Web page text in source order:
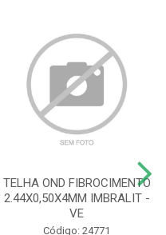
TELHA OND FIBROCIMENTO
2.44X0,50X4MM IMBRALIT -
VE
Código: 24771